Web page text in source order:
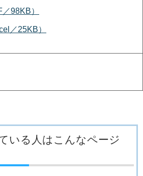
98KB）
／25KB）
いる人はこんなページ